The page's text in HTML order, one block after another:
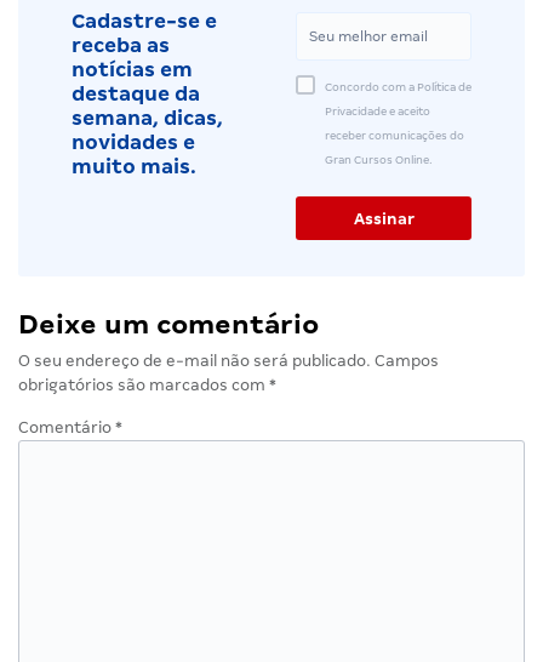
Cadastre-se e
receba as
notícias em
destaque da
semana, dicas,
novidades e
muito mais.
Concordo com a Política de
Privacidade e aceito
receber comunicações do
Gran Cursos Online.
Deixe um comentário
O seu endereço de e-mail não será publicado. Campos
obrigatórios são marcados com *
Comentário *